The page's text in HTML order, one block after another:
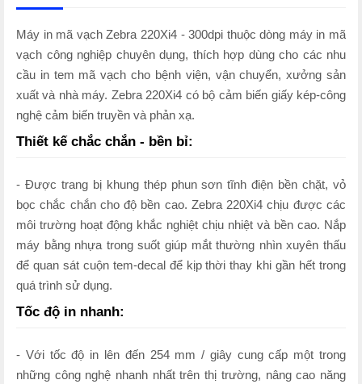
Máy in mã vạch Zebra 220Xi4 - 300dpi thuộc dòng máy in mã
vạch công nghiệp chuyên dụng, thích hợp dùng cho các nhu
cầu in tem mã vạch cho bệnh viện, vận chuyển, xưởng sản
xuất và nhà máy. Zebra 220Xi4 có bộ cảm biến giấy kép-công
nghệ cảm biến truyền và phản xạ.
Thiết kế chắc chắn - bền bỉ:
- Được trang bị khung thép phun sơn tĩnh điện bền chặt, vỏ
bọc chắc chắn cho độ bền cao. Zebra 220Xi4 chịu được các
môi trường hoạt động khắc nghiệt chịu nhiệt và bền cao. Nắp
máy bằng nhựa trong suốt giúp mắt thường nhìn xuyên thấu
để quan sát cuộn tem-decal để kịp thời thay khi gần hết trong
quá trình sử dụng.
Tốc độ in nhanh:
- Với tốc độ in lên đến 254 mm / giây cung cấp một trong
những công nghệ nhanh nhất trên thị trường, nâng cao năng